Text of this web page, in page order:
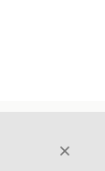
Avslutt